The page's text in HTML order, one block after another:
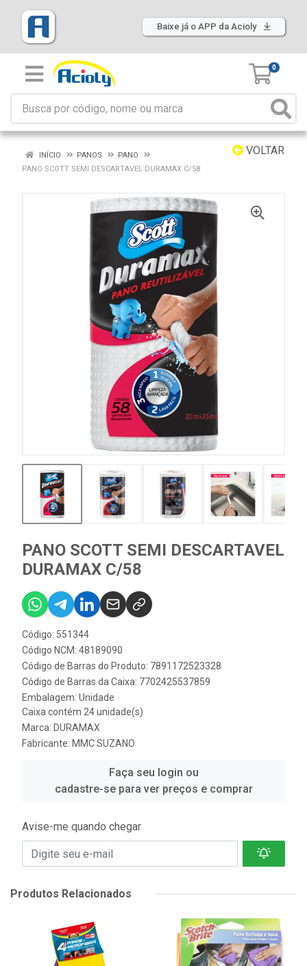
Baixe já o APP da Acioly
0
VOLTAR
INÍCIO PANOS
PANO
PANO SCOTT SEMI DESCARTAVEL DURAMAX C/58
PANO SCOTT SEMI DESCARTAVEL
DURAMAX C/58
Código: 551344
Código NCM: 48189090
Código de Barras do Produto: 7891172523328
Código de Barras da Caixa: 7702425537859
Embalagem: Unidade
Caixa contém 24 unidade(s)
Marca: DURAMAX
Fabricante: MMC SUZANO
Faça seu login ou
cadastre-se para ver preços e comprar
Avise-me quando chegar
Produtos Relacionados